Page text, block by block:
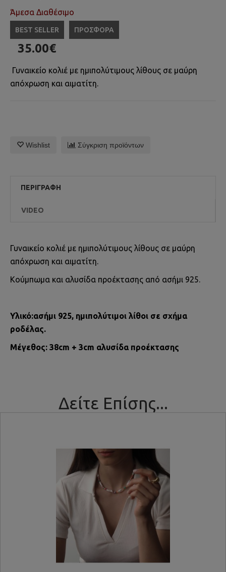
Άμεσα Διαθέσιμο
BEST SELLER ΠΡΟΣΦΟΡΑ
35.00€
Γυναικείο κολιέ με ημιπολύτιμους λίθους σε μαύρη
απόχρωση και αιματίτη.
Wishlist Σύγκριση προϊόντων
ΠΕΡΙΓΡΑΦΉ
VIDEO
Γυναικείο κολιέ με ημιπολύτιμους λίθους σε μαύρη
απόχρωση και αιματίτη.
Κούμπωμα και αλυσίδα προέκτασης από ασήμι 925.
Υλικό:ασήμι 925, ημιπολύτιμοι λίθοι σε σχήμα
ροδέλας.
Μέγεθος: 38cm + 3cm αλυσίδα προέκτασης
Δείτε Επίσης...